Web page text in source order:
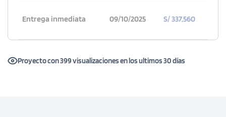
Entrega inmediata 09/10/2025 S/ 337,560
Proyecto con 399 visualizaciones en los ultimos 30 días